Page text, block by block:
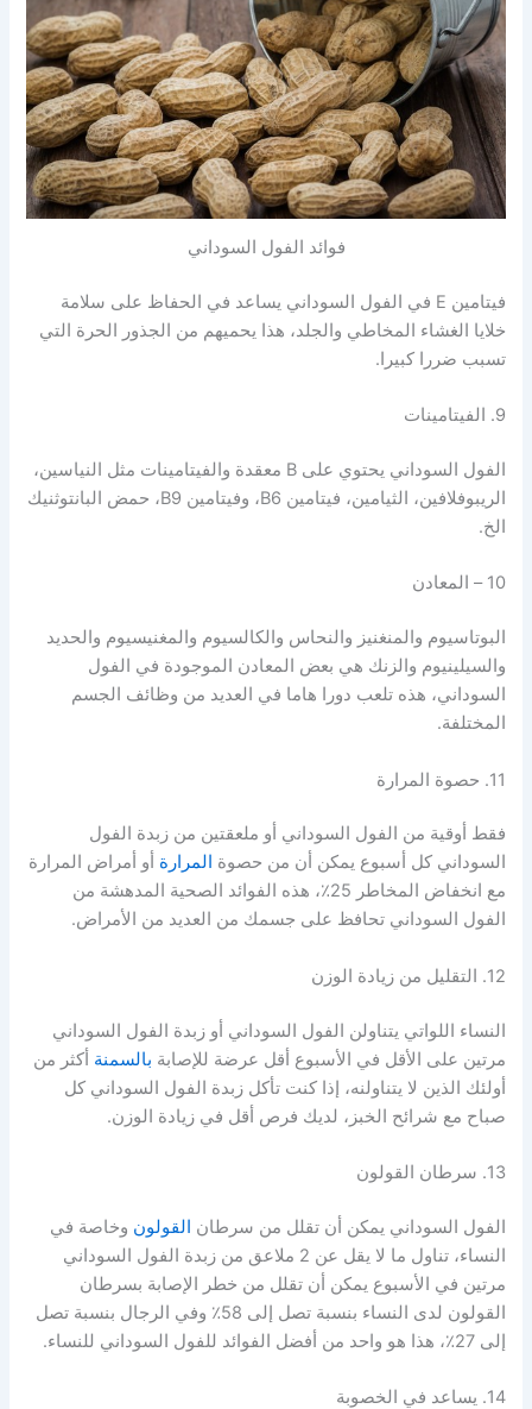
فوائد الفول السوداني
فيتامين E في الفول السوداني يساعد في الحفاظ على سلامة
خلايا الغشاء المخاطي والجلد، هذا يحميهم من الجذور الحرة التي
تسبب ضررا كبيرا.
9. الفيتامينات
الفول السوداني يحتوي على B معقدة والفيتامينات مثل النياسين،
الريبوفلافين، الثيامين، فيتامين B6، وفيتامين B9، حمض البانتوثنيك
الخ.
10 – المعادن
البوتاسيوم والمنغنيز والنحاس والكالسيوم والمغنيسيوم والحديد
والسيلينيوم والزنك هي بعض المعادن الموجودة في الفول
السوداني، هذه تلعب دورا هاما في العديد من وظائف الجسم
المختلفة.
11. حصوة المرارة
فقط أوقية من الفول السوداني أو ملعقتين من زبدة الفول
السوداني كل أسبوع يمكن أن من حصوة المرارة أو أمراض المرارة
مع انخفاض المخاطر 25٪، هذه الفوائد الصحية المدهشة من
الفول السوداني تحافظ على جسمك من العديد من الأمراض.
12. التقليل من زيادة الوزن
النساء اللواتي يتناولن الفول السوداني أو زبدة الفول السوداني
مرتين على الأقل في الأسبوع أقل عرضة للإصابة بالسمنة أكثر من
أولئك الذين لا يتناولنه، إذا كنت تأكل زبدة الفول السوداني كل
صباح مع شرائح الخبز، لديك فرص أقل في زيادة الوزن.
13. سرطان القولون
الفول السوداني يمكن أن تقلل من سرطان القولون وخاصة في
النساء، تناول ما لا يقل عن 2 ملاعق من زبدة الفول السوداني
مرتين في الأسبوع يمكن أن تقلل من خطر الإصابة بسرطان
القولون لدى النساء بنسبة تصل إلى 58٪ وفي الرجال بنسبة تصل
إلى 27٪، هذا هو واحد من أفضل الفوائد للفول السوداني للنساء.
14. يساعد في الخصوبة